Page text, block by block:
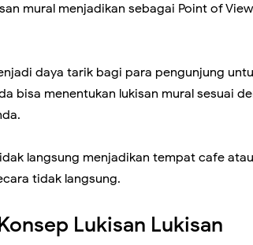
mural menjadikan sebagai Point of
daya tarik bagi para pengunjung
bisa menentukan lukisan mural sesuai
langsung menjadikan tempat cafe
tidak langsung.
Lukisan Lukisan